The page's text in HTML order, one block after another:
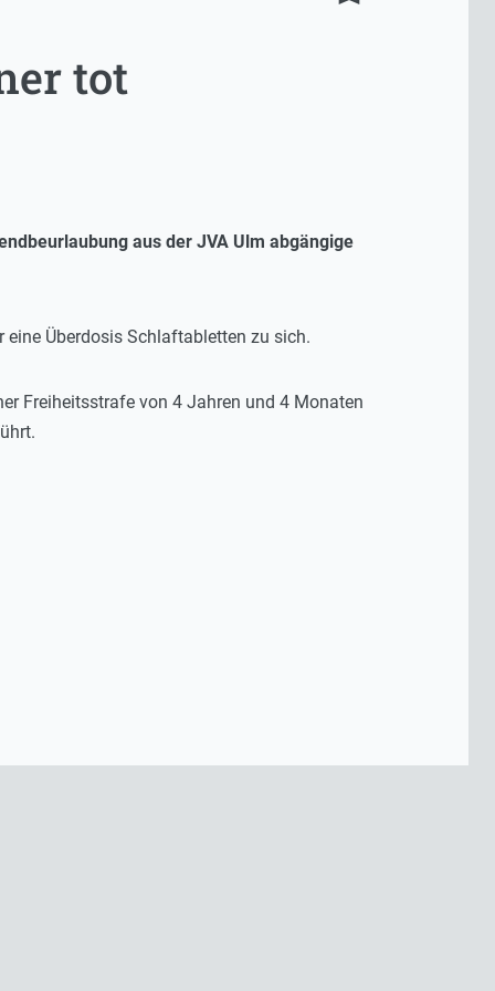
tot
aus der JVA Ulm abgängige
Überdosis Schlaftabletten zu sich.
Freiheitsstrafe von 4 Jahren und 4 Monaten